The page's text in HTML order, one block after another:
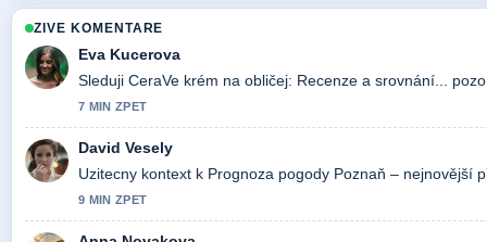
ZIVE KOMENTARE
Eva Kucerova
Sleduji CeraVe krém na obličej: Recenze a srovnání...
7 MIN ZPET
David Vesely
Uzitecny kontext k Prognoza pogody Poznaň – nejnovější
9 MIN ZPET